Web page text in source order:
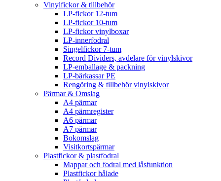
Vinylfickor & tillbehör
LP-fickor 12-tum
LP-fickor 10-tum
LP-fickor vinylboxar
LP-innerfodral
Singelfickor 7-tum
Record Dividers, avdelare för vinylskivor
LP-emballage & packning
LP-bärkassar PE
Rengöring & tillbehör vinylskivor
Pärmar & Omslag
A4 pärmar
A4 pärmregister
A6 pärmar
A7 pärmar
Bokomslag
Visitkortspärmar
Plastfickor & plastfodral
Mappar och fodral med låsfunktion
Plastfickor hålade